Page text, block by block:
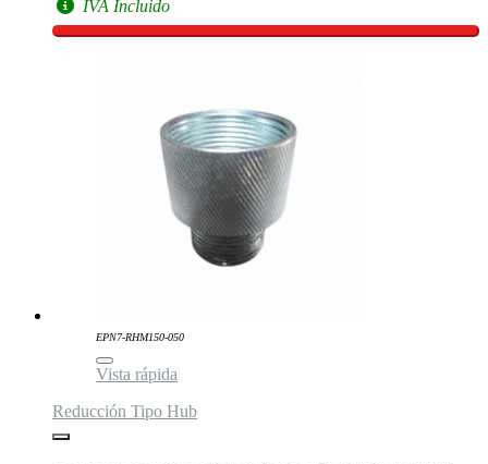
IVA Incluido
EPN7-RHM150-050
Vista rápida
Reducción Tipo Hub